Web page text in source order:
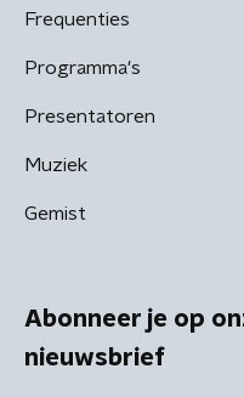
Frequenties
Programma's
Presentatoren
Muziek
Gemist
Abonneer je op
nieuwsbrief